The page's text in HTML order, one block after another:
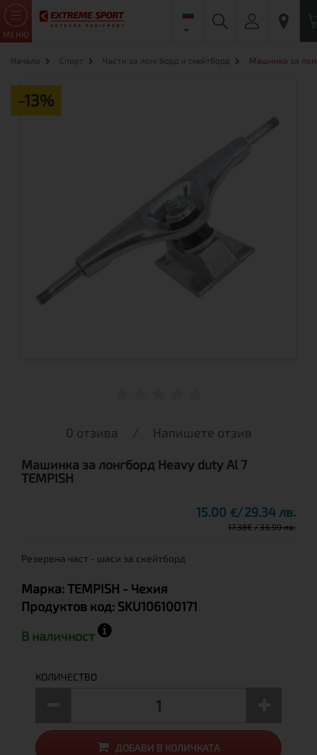
МЕНЮ
Начало Спорт Части за лонгборд и скейтборд Машинка за
-13%
0 отзива / Напишете отзив
Машинка за лонгборд Heavy duty Al 7
TEMPISH
15.00 € 29.34 лв.
17.38€ 33.99 лв.
Резервна част - шаси за скейтборд
Марка:TEMPISH - Чехия
Продуктов код: SKU106100171
В наличност
КОЛИЧЕСТВО
ДОБАВИ В КОЛИЧКАТА